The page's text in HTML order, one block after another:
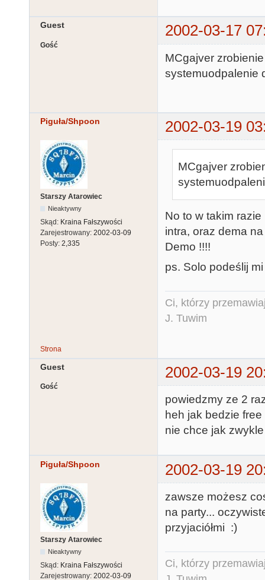
Guest 2002-03-17
Gość
MCgajver
systemuodpalenie
Piguła/Shpoon 2002-03-19
Starszy Atarowiec
Nieaktywny
Skąd: Kraina Fałszywości
Zarejestrowany: 2002-03-09
Posty: 2,335
MCgajver
No to w takim
intra, oraz dema
Demo !!!!
ps. Solo podeślij
Ci, którzy
J. Tuwim
Strona
Guest 2002-03-19
Gość
powiedzmy ze 2
heh jak bedzie
nie chce jak
Piguła/Shpoon 2002-03-19
Starszy Atarowiec
Nieaktywny
Skąd: Kraina Fałszywości
Zarejestrowany: 2002-03-09
zawsze możesz
na party...
przyjaciółmi :)
Ci, którzy